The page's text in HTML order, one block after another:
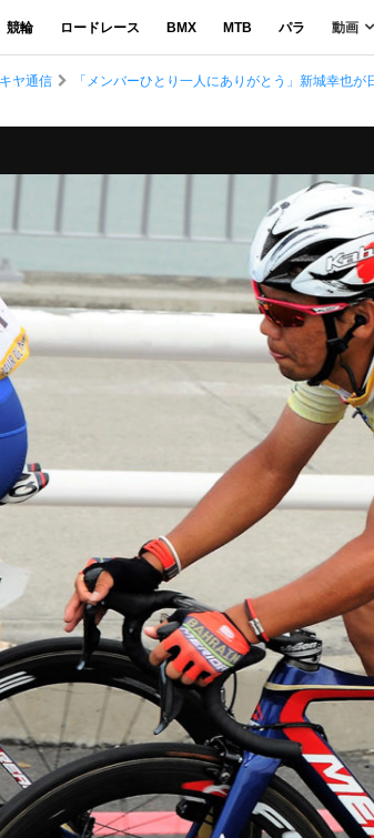
競輪 ロードレース BMX MTB パラ 動画
ヤ通信 「メンバーひとり一人にありがとう」新城幸也